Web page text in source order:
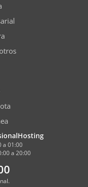
a 01:00
a 20:00